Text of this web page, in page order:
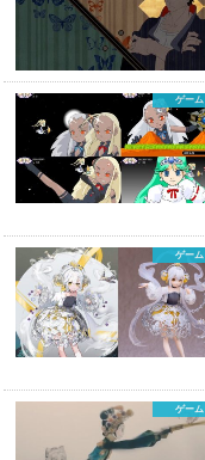
ゲーム
ゲーム
ゲーム